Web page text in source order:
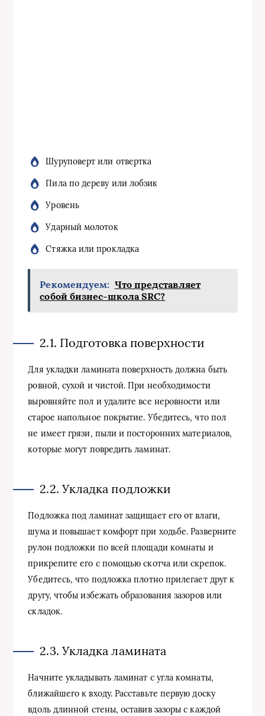
Шуруповерт или отвертка
Пила по дереву или лобзик
Уровень
Ударный молоток
Стяжка или прокладка
Рекомендуем: Что представляет
собой бизнес-школа SRC?
2.1. Подготовка поверхности
Для укладки ламината поверхность должна быть
ровной, сухой и чистой. При необходимости
выровняйте пол и удалите все неровности или
старое напольное покрытие. Убедитесь, что пол
не имеет грязи, пыли и посторонних материалов,
которые могут повредить ламинат.
2.2. Укладка подложки
Подложка под ламинат защищает его от влаги,
шума и повышает комфорт при ходьбе. Разверните
рулон подложки по всей площади комнаты и
прикрепите его с помощью скотча или скрепок.
Убедитесь, что подложка плотно прилегает друг к
другу, чтобы избежать образования зазоров или
складок.
2.3. Укладка ламината
Начните укладывать ламинат с угла комнаты,
ближайшего к входу. Расставьте первую доску
вдоль длинной стены, оставив зазоры с каждой